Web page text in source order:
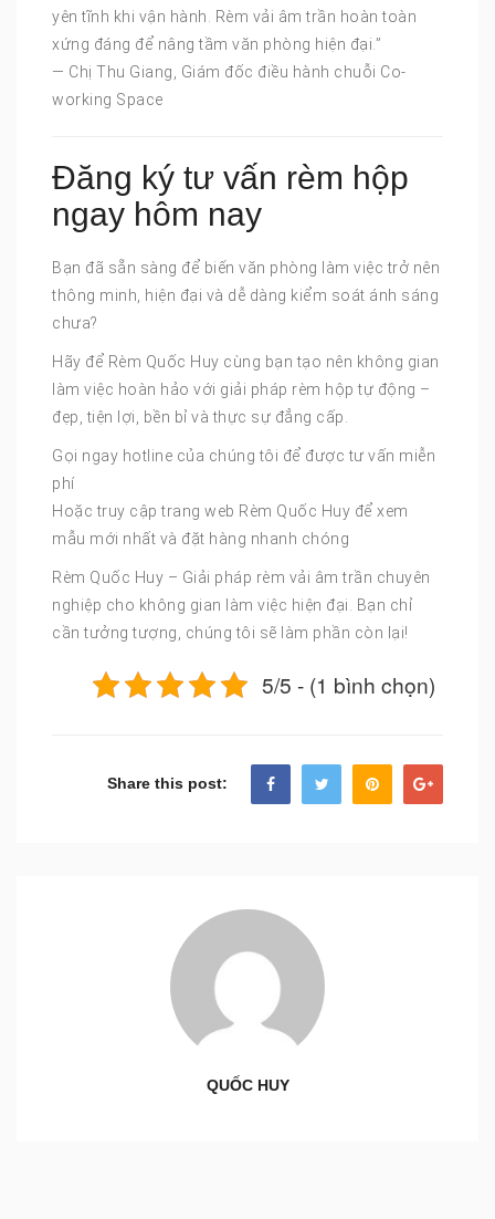
yên tĩnh khi vận hành. Rèm vải âm trần hoàn toàn
xứng đáng để nâng tầm văn phòng hiện đại.”
— Chị Thu Giang, Giám đốc điều hành chuỗi Co-
working Space
Đăng ký tư vấn rèm hộp
ngay hôm nay
Bạn đã sẵn sàng để biến văn phòng làm việc trở nên
thông minh, hiện đại và dễ dàng kiểm soát ánh sáng
chưa?
Hãy để Rèm Quốc Huy cùng bạn tạo nên không gian
làm việc hoàn hảo với giải pháp rèm hộp tự động –
đẹp, tiện lợi, bền bỉ và thực sự đẳng cấp.
Gọi ngay hotline của chúng tôi để được tư vấn miễn
phí
Hoặc truy cập trang web Rèm Quốc Huy để xem
mẫu mới nhất và đặt hàng nhanh chóng
Rèm Quốc Huy – Giải pháp rèm vải âm trần chuyên
nghiệp cho không gian làm việc hiện đại. Bạn chỉ
cần tưởng tượng, chúng tôi sẽ làm phần còn lại!
5/5 - (1 bình chọn)
Share this post:
QUỐC HUY